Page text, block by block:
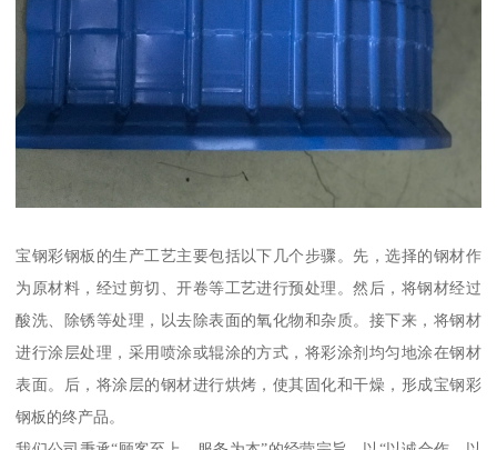
宝钢彩钢板的生产工艺主要包括以下几个步骤。先，选择的钢材作
为原材料，经过剪切、开卷等工艺进行预处理。然后，将钢材经过
酸洗、除锈等处理，以去除表面的氧化物和杂质。接下来，将钢材
进行涂层处理，采用喷涂或辊涂的方式，将彩涂剂均匀地涂在钢材
表面。后，将涂层的钢材进行烘烤，使其固化和干燥，形成宝钢彩
钢板的终产品。